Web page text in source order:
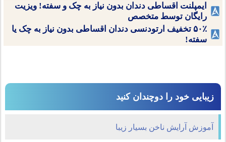
ایمپلنت اقساطی دندان بدون نیاز به چک و سفته! ویزیت
رایگان توسط متخصص
۵۰٪ تخفیف ارتودنسی دندان اقساطی بدون نیاز به چک یا
سفته!
زیبایی خود را دوچندان کنید
آموزش آرایش ناخن بسیار زیبا